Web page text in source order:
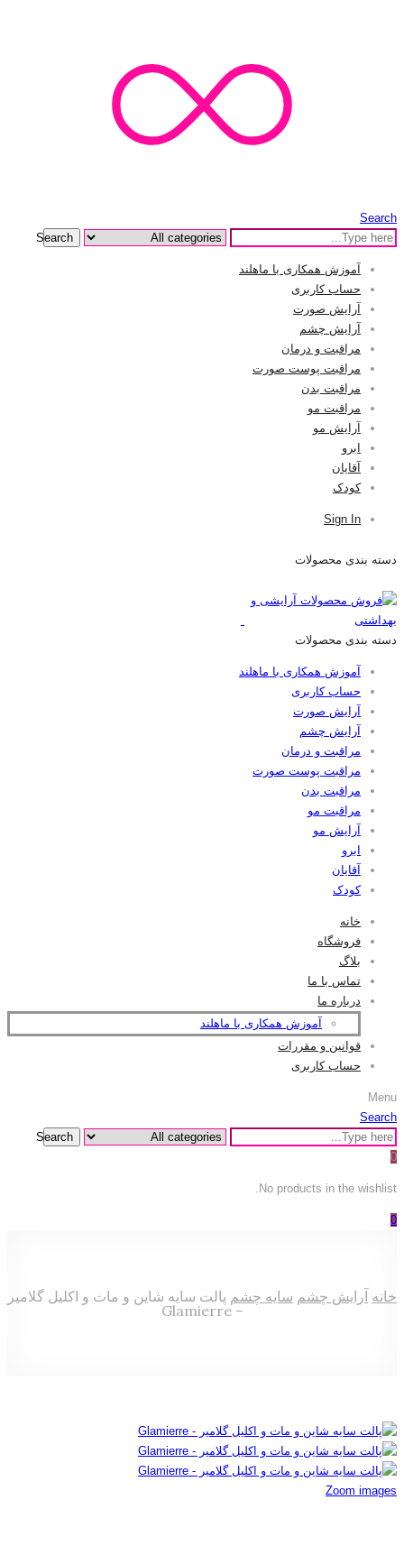
Search
Search
آموزش همکاری با ماهلند
حساب کاربری
آرایش صورت
آرایش چشم
مراقبت و درمان
مراقبت پوست صورت
مراقبت بدن
مراقبت مو
آرایش مو
ابرو
آقایان
کودک
Sign In
دسته بندی محصولات
دسته بندی محصولات
آموزش همکاری با ماهلند
حساب کاربری
آرایش صورت
آرایش چشم
مراقبت و درمان
مراقبت پوست صورت
مراقبت بدن
مراقبت مو
آرایش مو
ابرو
آقایان
کودک
خانه
فروشگاه
بلاگ
تماس با ما
درباره ما
آموزش همکاری با ماهلند
قوانین و مقررات
حساب کاربری
Menu
Search
Search
0
No products in the wishlist.
0
خانه آرایش چشم سایه چشم پالت سایه شاین و مات و اکلیل گلامیر
– Glamierre
Zoom images